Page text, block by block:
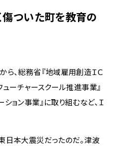
ついた町を教育の
、総務省『地域雇用創造ＩＣ
ューチャースクール推進事業』
ョン事業』に取り組むなど、Ｉ
日本大震災だったのだ。津波